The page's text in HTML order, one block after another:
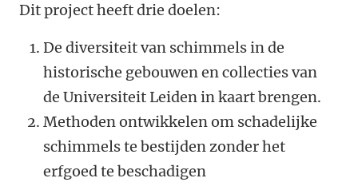
Dit project heeft drie doelen:
De diversiteit van schimmels in de
historische gebouwen en collecties van
de Universiteit Leiden in kaart brengen.
Methoden ontwikkelen om schadelijke
schimmels te bestijden zonder het
erfgoed te beschadigen